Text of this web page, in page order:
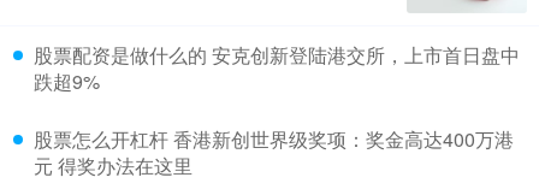
​股票配资是做什么的 安克创新登陆港交所，上市首日盘中
跌超9%
​股票怎么开杠杆 香港新创世界级奖项：奖金高达400万港
元 得奖办法在这里